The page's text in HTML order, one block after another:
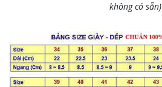
không có sẵn)